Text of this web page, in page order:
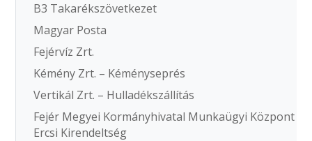
B3 Takarékszövetkezet
Magyar Posta
Fejérvíz Zrt.
Kémény Zrt. – Kéményseprés
Vertikál Zrt. – Hulladékszállítás
Fejér Megyei Kormányhivatal Munkaügyi Központ
Ercsi Kirendeltség